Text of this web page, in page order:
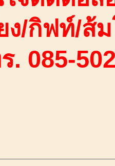
ง/กิฟท์/ส้
. 085-